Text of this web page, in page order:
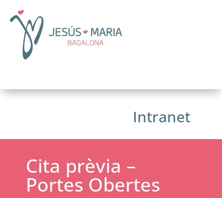
Intranet
Cita prèvia –
Portes Obertes